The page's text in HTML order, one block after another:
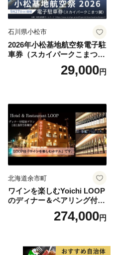
石川県小松市
2026年小松基地航空祭電子駐
車券（スカイパークこまつ
翼） 駐車場 シャトルバスの
りばすぐ 石川県 小松市
29,000円
北海道余市町
ワインを楽しむYoichi LOOP
のディナー＆ペアリング付宿
泊プラン＜デラックスツイン
274,000円